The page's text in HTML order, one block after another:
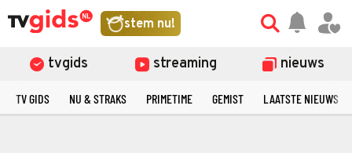
stem nu!
tvgids streaming nieuws
TV GIDS NU & STRAKS PRIMETIME GEMIST LAATSTE NIEUWS